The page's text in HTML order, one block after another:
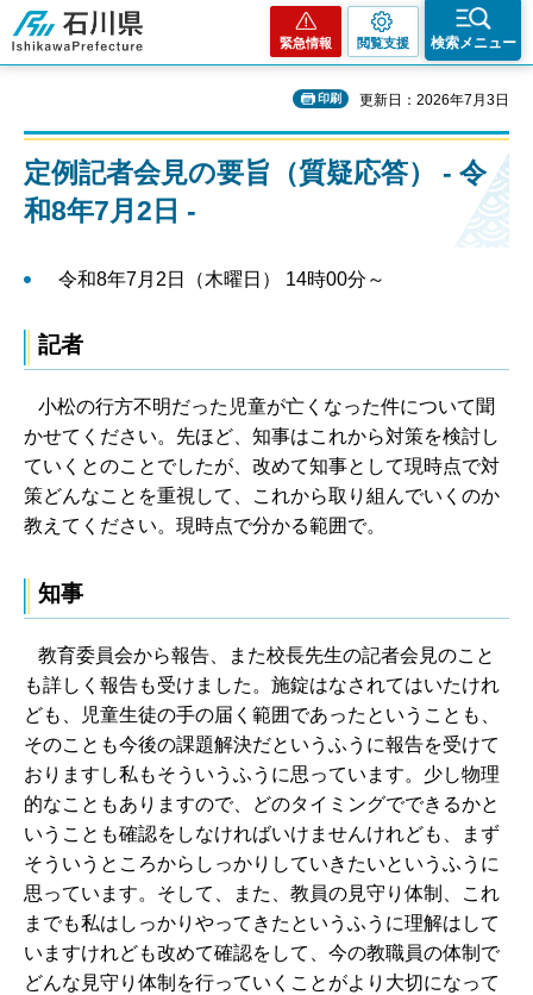
石川県
緊急情報 閲覧支援 検索メニュー
印刷 更新日：2026年7月3日
定例記者会見の要旨（質疑応答） - 令
和8年7月2日 -
令和8年7月2日（木曜日） 14時00分～
記者
小松の行方不明だった児童が亡くなった件について聞
かせてください。先ほど、知事はこれから対策を検討し
ていくとのことでしたが、改めて知事として現時点で対
策どんなことを重視して、これから取り組んでいくのか
教えてください。現時点で分かる範囲で。
知事
教育委員会から報告、また校長先生の記者会見のこと
も詳しく報告も受けました。施錠はなされてはいたけれ
ども、児童生徒の手の届く範囲であったということも、
そのことも今後の課題解決だというふうに報告を受けて
おりますし私もそういうふうに思っています。少し物理
的なこともありますので、どのタイミングでできるかと
いうことも確認をしなければいけませんけれども、まず
そういうところからしっかりしていきたいというふうに
思っています。そして、また、教員の見守り体制、これ
までも私はしっかりやってきたというふうに理解はして
いますけれども改めて確認をして、今の教職員の体制で
どんな見守り体制を行っていくことがより大切になって